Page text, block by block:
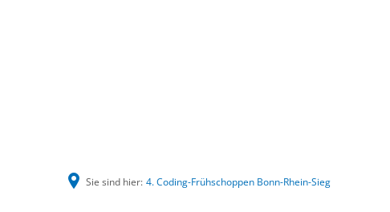
Sie sind hier: 4. Coding-Frühschoppen Bonn-Rhein-Sieg